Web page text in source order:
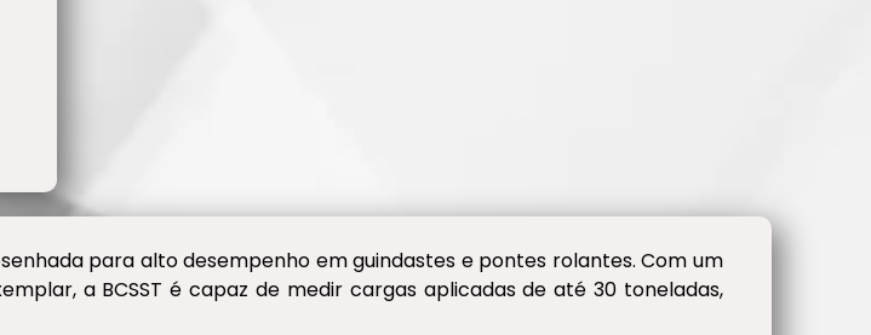
para alto desempenho em guindastes e pontes rolantes. Com um
a BCSST é capaz de medir cargas aplicadas de até 30 toneladas,